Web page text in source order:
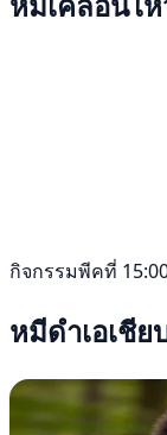
กิจกรรมพีคที่
หมีดำเอเชี